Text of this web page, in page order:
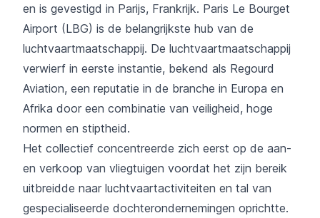
en is gevestigd in Parijs, Frankrijk. Paris Le Bourget
Airport (LBG) is de belangrijkste hub van de
luchtvaartmaatschappij. De luchtvaartmaatschappij
verwierf in eerste instantie, bekend als Regourd
Aviation, een reputatie in de branche in Europa en
Afrika door een combinatie van veiligheid, hoge
normen en stiptheid.
Het collectief concentreerde zich eerst op de aan-
en verkoop van vliegtuigen voordat het zijn bereik
uitbreidde naar luchtvaartactiviteiten en tal van
gespecialiseerde dochterondernemingen oprichtte.